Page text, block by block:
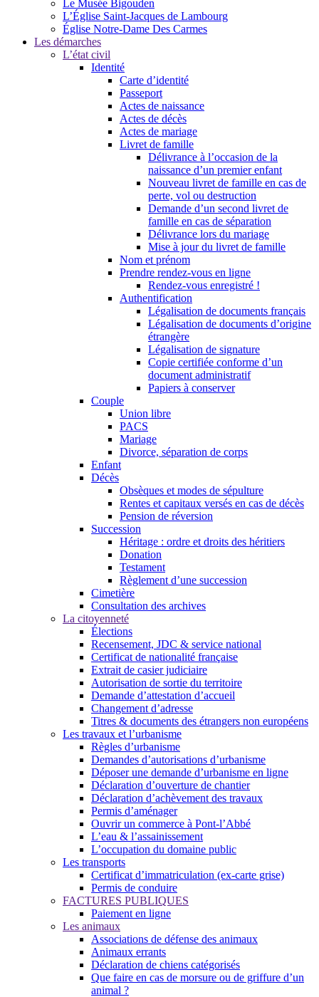
Le Musée Bigouden
L’Église Saint-Jacques de Lambourg
Église Notre-Dame Des Carmes
Les démarches
L’état civil
Identité
Carte d’identité
Passeport
Actes de naissance
Actes de décès
Actes de mariage
Livret de famille
Délivrance à l’occasion de la
naissance d’un premier enfant
Nouveau livret de famille en cas de
perte, vol ou destruction
Demande d’un second livret de
famille en cas de séparation
Délivrance lors du mariage
Mise à jour du livret de famille
Nom et prénom
Prendre rendez-vous en ligne
Rendez-vous enregistré !
Authentification
Légalisation de documents français
Légalisation de documents d’origine
étrangère
Légalisation de signature
Copie certifiée conforme d’un
document administratif
Papiers à conserver
Couple
Union libre
PACS
Mariage
Divorce, séparation de corps
Enfant
Décès
Obsèques et modes de sépulture
Rentes et capitaux versés en cas de décès
Pension de réversion
Succession
Héritage : ordre et droits des héritiers
Donation
Testament
Règlement d’une succession
Cimetière
Consultation des archives
La citoyenneté
Élections
Recensement, JDC & service national
Certificat de nationalité française
Extrait de casier judiciaire
Autorisation de sortie du territoire
Demande d’attestation d’accueil
Changement d’adresse
Titres & documents des étrangers non européens
Les travaux et l’urbanisme
Règles d’urbanisme
Demandes d’autorisations d’urbanisme
Déposer une demande d’urbanisme en ligne
Déclaration d’ouverture de chantier
Déclaration d’achèvement des travaux
Permis d’aménager
Ouvrir un commerce à Pont-l’Abbé
L’eau & l’assainissement
L’occupation du domaine public
Les transports
Certificat d’immatriculation (ex-carte grise)
Permis de conduire
FACTURES PUBLIQUES
Paiement en ligne
Les animaux
Associations de défense des animaux
Animaux errants
Déclaration de chiens catégorisés
Que faire en cas de morsure ou de griffure d’un
animal ?